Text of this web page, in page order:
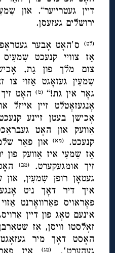
דיין געטרייער“. און
ירושלים געזעסן.
(לט)
ס′האָט אָבער
אַז צוויי קנעכט שִמעִיס
צום מלך פון גַת,
שִמעִין געזאָגט אַזוי צו
גאָר אין גת!“(מ) האָט
אָנגעזאָטלט זיין אייזל
אָכישן בעטן זיינע
אַוועק און האָט
קנעכט.
(מא)און פאַר
אַז שִמעִי איז אַוועק פון
זיך אומגעקערט.
(מב)
געטאָן רופן שִמעִין,
איך דיר דאָך ניט
פאָראויס פאַרוואָרנט
אינעם טאָג פון דיין
זאָלסטו וויסן, אַז
האָסט דאָך מיר
(מג)